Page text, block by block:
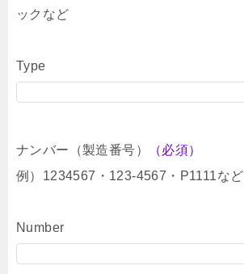
ックなど
Type
ナンバー（製造番号）
（必須）
例）1234567・123-4567・P1111など
Number